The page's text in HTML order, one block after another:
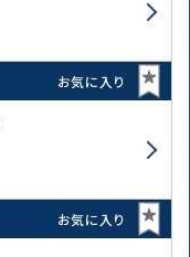
お気に入り
お気に入り